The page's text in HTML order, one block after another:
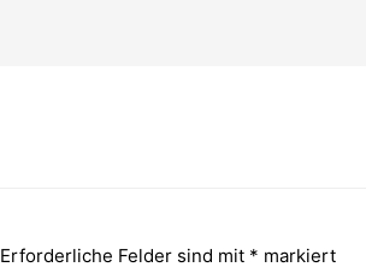
Erforderliche Felder sind mit * markiert